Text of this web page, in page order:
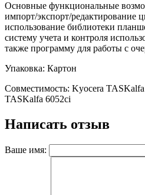
Основные функциональные
импорт/экспорт/редактирование
использование библиотеки
систему учета и контроля
также программу для работы с
Упаковка: Картон
Совместимость: Kyocera
TASKalfa 6052ci
Написать отзыв
Ваше имя: